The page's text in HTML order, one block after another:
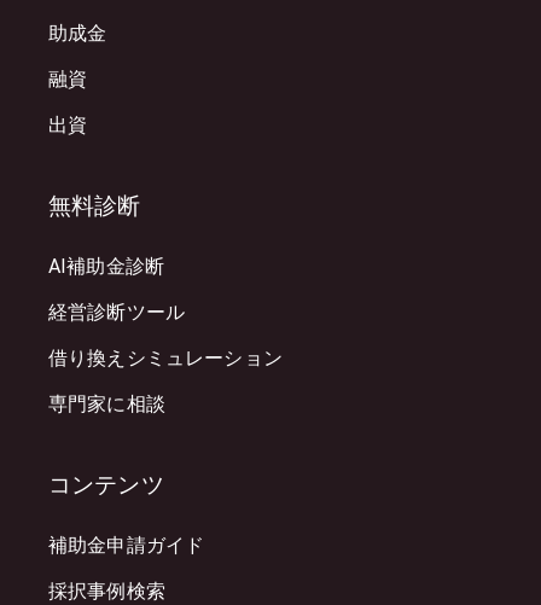
助成金
融資
出資
無料診断
AI補助金診断
経営診断ツール
借り換えシミュレーション
専門家に相談
コンテンツ
補助金申請ガイド
採択事例検索